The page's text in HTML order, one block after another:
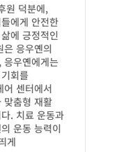
원 덕분에,
에게 안전한
에 긍정적인
은 응우옌의
응우옌에게는
회를
센터에서
맞춤형 재활
. 치료 운동과
운동 능력이
게